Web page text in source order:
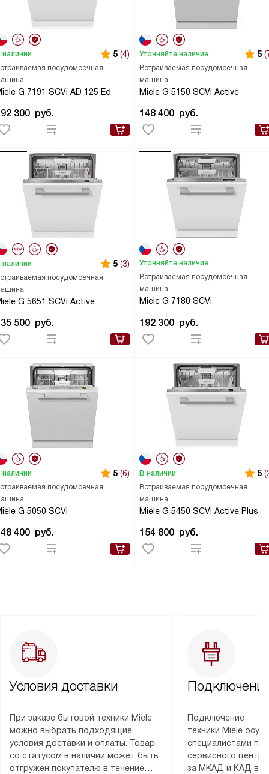
посудомоечная
G 7191 SCVi AD 125 Ed
наличии 5 (4)
300 руб.
Встраиваемая посудомоечная
машина
Miele G 5150 SCVi Active
Уточняйте наличие 5
148 400 руб.
посудомоечная
G 5651 SCVi Active
наличии 5 (3)
500 руб.
Встраиваемая посудомоечная
машина
Miele G 7180 SCVi
Уточняйте наличие
192 300 руб.
посудомоечная
G 5050 SCVi
наличии 5 (6)
400 руб.
Встраиваемая посудомоечная
машина
Miele G 5450 SCVi Active Plus
В наличии 5
154 800 руб.
Условия доставки
При заказе бытовой техники Miele
можно выбрать подходящие
условия доставки и оплаты. Товар
со статусом в наличии может быть
отгружен покупателю в течение
Подключение
техники Miele
специалистами
сервисного
за МКАД и КАД